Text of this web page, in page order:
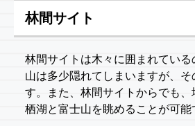
林間サイト
林間サイトは木々に囲まれてい
山は多少隠れてしまいますが、そ
す。また、林間サイトからでも
栖湖と富士山を眺めることが可能